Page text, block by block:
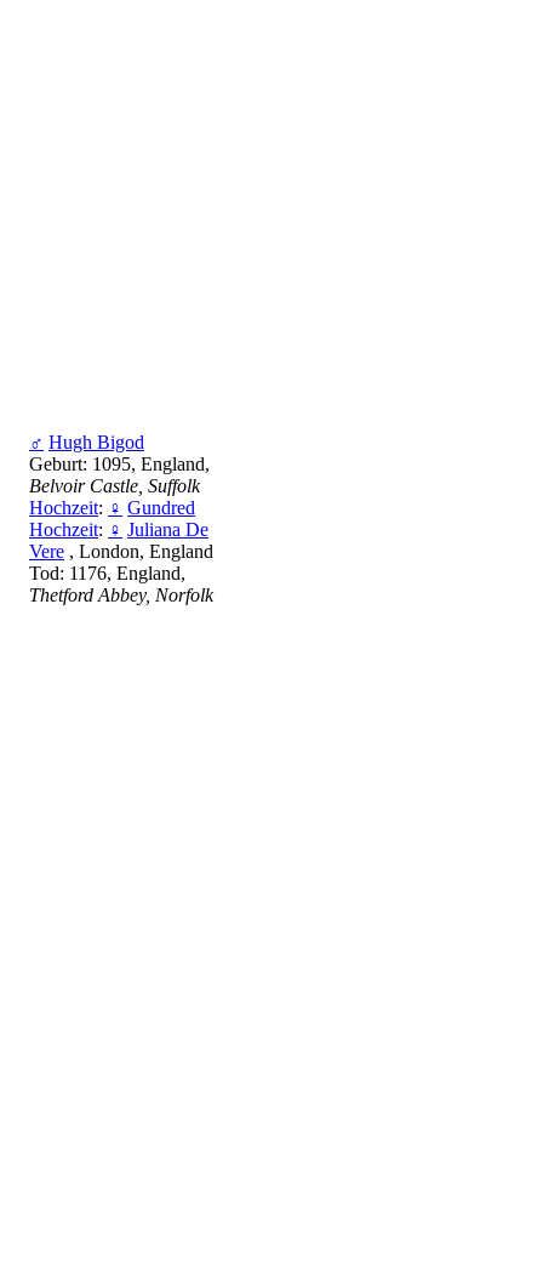
♂ Hugh Bigod
Geburt: 1095, England,
Belvoir Castle, Suffolk
Hochzeit: ♀ Gundred
Hochzeit: ♀ Juliana De
Vere , London, England
Tod: 1176, England,
Thetford Abbey, Norfolk